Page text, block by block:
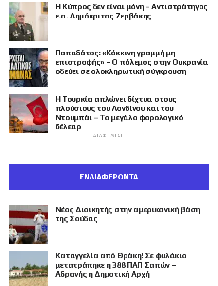
Η Κύπρος δεν είναι μόνη – Αντιστράτηγος
ε.α. Δημόκριτος Ζερβάκης
Παπαδάτος: «Κόκκινη γραμμή μη
επιστροφής» – Ο πόλεμος στην Ουκρανία
οδεύει σε ολοκληρωτική σύγκρουση
Η Τουρκία απλώνει δίχτυα στους
πλούσιους του Λονδίνου και του
Ντουμπάι – Το μεγάλο φορολογικό
δέλεαρ
ΔΙΑΦΉΜΙΣΗ
ΕΝΔΙΑΦΕΡΟΝΤΑ
Νέος Διοικητής στην αμερικανική βάση
της Σούδας
Καταγγελία από Θράκη! Σε φυλάκιο
μετατράπηκε η 388 ΠΑΠ Σαπών –
Αδρανής η Δημοτική Αρχή